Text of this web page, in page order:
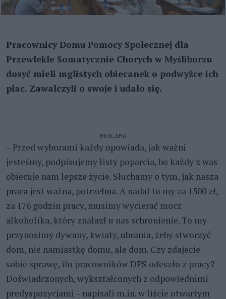
Pracownicy Domu Pomocy Społecznej dla
Przewlekle Somatycznie Chorych w Myśliborzu
dosyć mieli mglistych obiecanek o podwyżce ich
płac. Zawalczyli o swoje i udało się.
REKLAMA
– Przed wyborami każdy opowiada, jak ważni
jesteśmy, podpisujemy listy poparcia, bo każdy z was
obiecuje nam lepsze życie. Słuchamy o tym, jak nasza
praca jest ważna, potrzebna. A nadal to my za 1500 zł,
za 176 godzin pracy, musimy wycierać mocz
alkoholika, który znalazł u nas schronienie. To my
przynosimy dywany, kwiaty, ubrania, żeby stworzyć
dom, nie namiastkę domu, ale dom. Czy zdajecie
sobie sprawę, ilu pracowników DPS odeszło z pracy?
Doświadczonych, wykształconych z odpowiednimi
predyspozycjami – napisali m.in. w liście otwartym